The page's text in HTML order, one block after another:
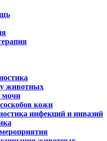
животных
мочи
кожи
инфекций и инвазий